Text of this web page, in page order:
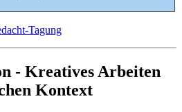
- Kreatives Arbeiten
Kontext